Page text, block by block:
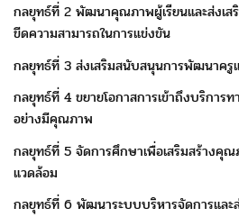
กลยุทธ์ที่ 2 พัฒนาคุณภาพผู้เรียนและส่งเส
ขีดความสามารถในการแข่งขัน
กลยุทธ์ที่ 3 ส่งเสริมสนับสนุนการพัฒนาครู
กลยุทธ์ที่ 4 ขยายโอกาสการเข้าถึงบริการท
อย่างมีคุณภาพ
กลยุทธ์ที่ 5 จัดการศึกษาเพื่อเสริมสร้างคุ
แวดล้อม
กลยุทธ์ที่ 6 พัฒนาระบบบริหารจัดการและ